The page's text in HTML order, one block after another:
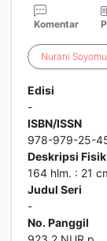
Komentar
Nurani
Edisi
-
ISBN/ISSN
978-979-25-
Deskripsi Fisik
164 hlm. : 21
Judul Seri
-
No. Panggil